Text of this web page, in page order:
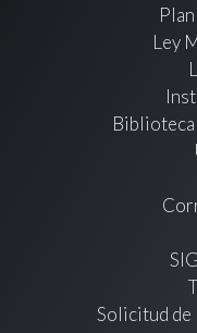
Ley
Solicitud de